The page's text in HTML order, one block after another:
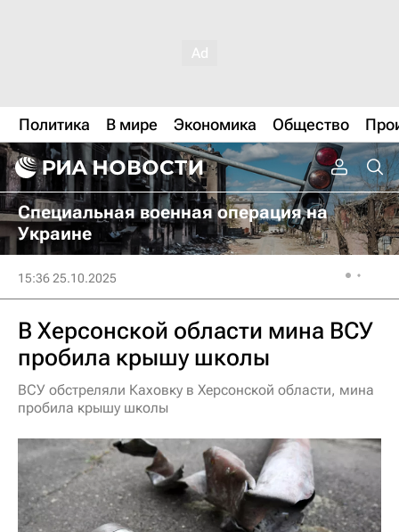
Политика В мире Экономика Общество
Специальная военная операция на
Украине
15:36 25.10.2025
В Херсонской области мина ВСУ
пробила крышу школы
ВСУ обстреляли Каховку в Херсонской области, мина
пробила крышу школы